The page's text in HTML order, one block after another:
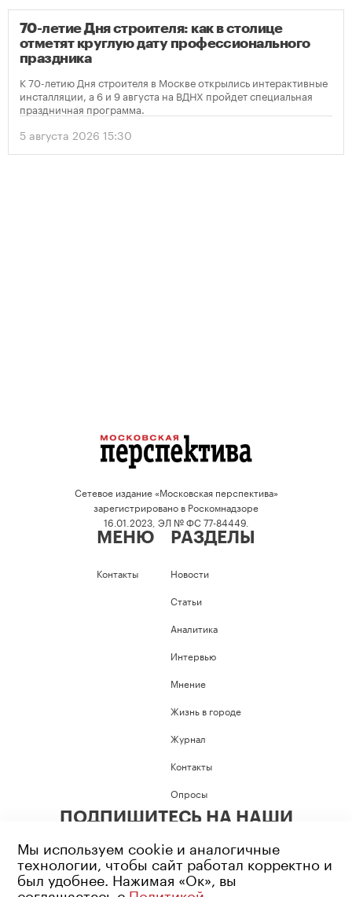
70-летие Дня строителя: как в столице
отметят круглую дату профессионального
праздника
К 70-летию Дня строителя в Москве открылись интерактивные
инсталляции, а 6 и 9 августа на ВДНХ пройдет специальная
праздничная программа.
5 августа 2026 15:30
Сетевое издание «Московская перспектива»
зарегистрировано в Роскомнадзоре
16.01.2023, ЭЛ № ФС 77-84449.
МЕНЮ
Контакты
РАЗДЕЛЫ
Новости
Статьи
Аналитика
Интервью
Мнение
Жизнь в городе
Журнал
Контакты
Опросы
ПОДПИШИТЕСЬ НА НАШИ
Мы используем cookie и аналогичные
технологии, чтобы сайт работал корректно и
был удобнее. Нажимая «Ок», вы